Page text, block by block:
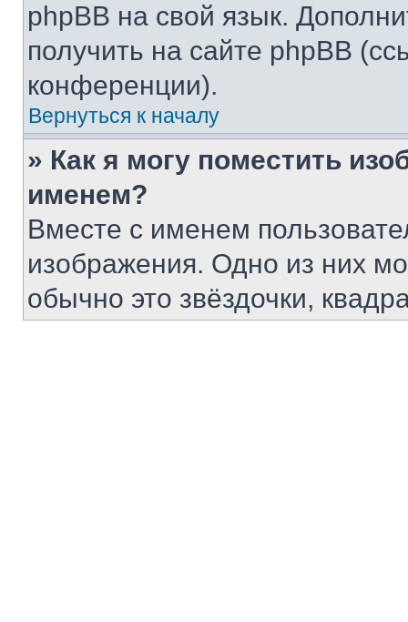
phpBB на свой язык.
получить на сайте phpBB
конференции).
Вернуться к началу
» Как я могу поместить
именем?
Вместе с именем
изображения. Одно из них
обычно это звёздочки,